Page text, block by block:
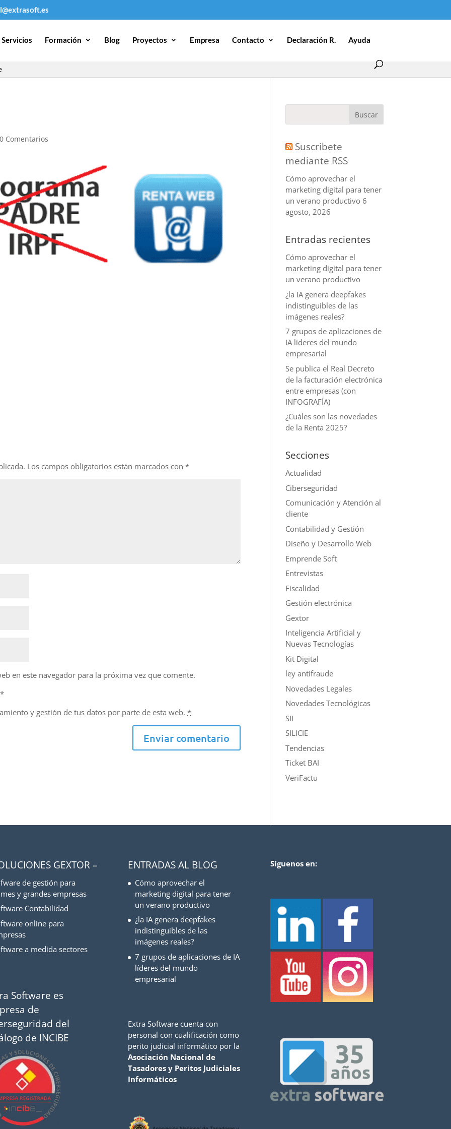
Servicios Formación Blog Proyectos Empresa Contacto Declaración R. Ayuda
0 Comentarios
Los campos obligatorios están marcados con*
en este navegador para la próxima vez que comente.
*
y gestión de tus datos por parte de esta web.*
Suscribete
mediante RSS
Cómo aprovechar el
marketing digital para tener
un verano productivo 6
agosto, 2026
Entradas recientes
Cómo aprovechar el
marketing digital para tener
un verano productivo
¿la IA genera deepfakes
indistinguibles de las
imágenes reales?
7 grupos de aplicaciones de
IA líderes del mundo
empresarial
Se publica el Real Decreto
de la facturación electrónica
entre empresas (con
INFOGRAFÍA)
¿Cuáles son las novedades
de la Renta 2025?
Secciones
Actualidad
Ciberseguridad
Comunicación y Atención al
cliente
Contabilidad y Gestión
Diseño y Desarrollo Web
Emprende Soft
Entrevistas
Fiscalidad
Gestión electrónica
Gextor
Inteligencia Artificial y
Nuevas Tecnologías
Kit Digital
ley antifraude
Novedades Legales
Novedades Tecnológicas
SII
SILICIE
Tendencias
Ticket BAI
VeriFactu
GEXTOR –
de gestión para
y grandes empresas
Contabilidad
online para
a medida sectores
Software es
de
del
de INCIBE
ENTRADAS AL BLOG
Cómo aprovechar el
marketing digital para tener
un verano productivo
¿la IA genera deepfakes
indistinguibles de las
imágenes reales?
7 grupos de aplicaciones de IA
líderes del mundo
empresarial
Extra Software cuenta con
personal con cualificación como
perito judicial informático por la
Asociación Nacional de
Tasadores y Peritos Judiciales
Informáticos
Síguenos en: